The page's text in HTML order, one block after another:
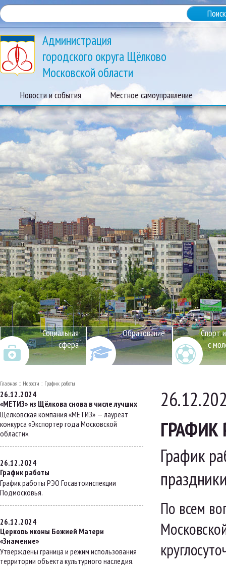
Администрация
городского округа Щёлково
Московской области
Новости и события Местное самоуправление
Социальная
сфера
Образование
Спорт
с
Главная Новости График работы
26.12.2024
«МЕТИЗ» из Щёлкова снова в числе лучших
Щёлковская компания «МЕТИЗ» — лауреат
конкурса «Экспортер года Московской
области».
26.12.2024
График работы
График работы РЭО Госавтоинспекции
Подмосковья.
26.12.2024
Церковь иконы Божией Матери
«Знамение»
Утверждены граница и режим использования
территории объекта культурного наследия.
ГРАФИК
График
По всем